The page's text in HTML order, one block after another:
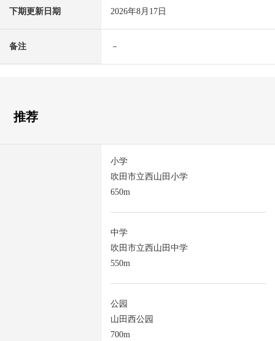
下期更新日期 2026年8月17日
备注 －
推荐
小学
吹田市立西山田小学
650m
中学
吹田市立西山田中学
550m
公园
山田西公园
700m